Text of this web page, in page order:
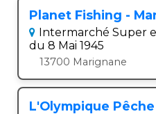
Planet Fishing -
Intermarché Super
du 8 Mai 1945
13700 Marignane
L'Olympique